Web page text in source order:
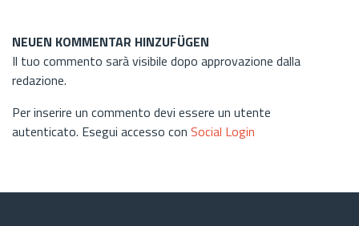
NEUEN KOMMENTAR HINZUFÜGEN
Il tuo commento sarà visibile dopo approvazione dalla
redazione.
Per inserire un commento devi essere un utente
autenticato. Esegui accesso con Social Login